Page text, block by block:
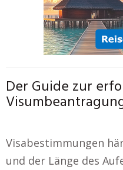
Der Guide zur
Visabestimmungen
und der Länge des